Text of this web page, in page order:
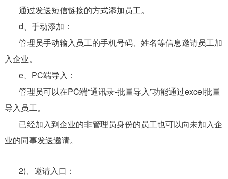
通过发送短信链接的方式添加员工。
d、手动添加：
管理员手动输入员工的手机号码、姓名等信息邀请员工加
入企业。
e、PC端导入：
管理员可以在PC端“通讯录-批量导入”功能通过excel批量
导入员工。
已经加入到企业的非管理员身份的员工也可以向未加入企
业的同事发送邀请。
2)、邀请入口：